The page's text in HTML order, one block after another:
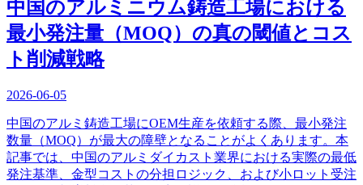
中国のアルミニウム鋳造工場における
最小発注量（MOQ）の真の閾値とコス
ト削減戦略
2026-06-05
中国のアルミ鋳造工場にOEM生産を依頼する際、最小発注
数量（MOQ）が最大の障壁となることがよくあります。本
記事では、中国のアルミダイカスト業界における実際の最低
発注基準、金型コストの分担ロジック、および小ロット受注